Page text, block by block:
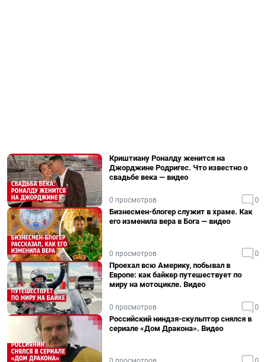
Криштиану Роналду женится на
Джорджине Родригес. Что известно о
свадьбе века — видео
0 просмотров 0
Бизнесмен-блогер служит в храме. Как
его изменила вера в Бога — видео
0 просмотров 0
Проехал всю Америку, побывал в
Европе: как байкер путешествует по
миру на мотоцикле. Видео
0 просмотров 0
Российский ниндзя-скульптор снялся в
сериале «Дом Дракона». Видео